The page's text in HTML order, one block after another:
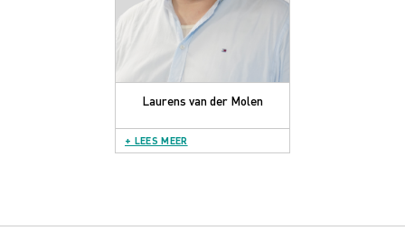
Laurens van der Molen
+ LEES MEER